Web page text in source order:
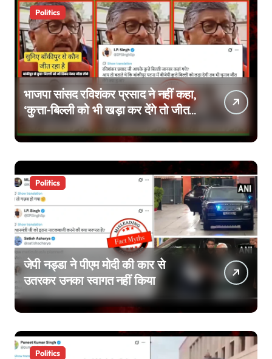
Politics
भाजपा सांसद रविशंकर प्रसाद ने नहीं कहा,
‘कुत्ता-बिल्ली को भी खड़ा कर देंगे तो जीत
जाएंगे’, वायरल वीडियो एडिटेड है
Politics
जेपी नड्डा ने पीएम मोदी की कार से
उतरकर उनका स्वागत नहीं किया
Politics